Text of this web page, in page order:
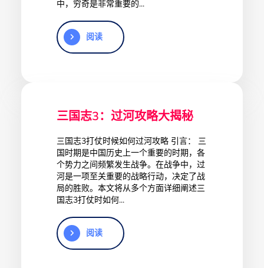
中，穷奇是非常重要的...
阅读
三国志3：过河攻略大揭秘
三国志3打仗时候如何过河攻略 引言： 三
国时期是中国历史上一个重要的时期，各
个势力之间频繁发生战争。在战争中，过
河是一项至关重要的战略行动，决定了战
局的胜败。本文将从多个方面详细阐述三
国志3打仗时如何...
阅读